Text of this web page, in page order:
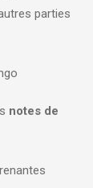
parties
notes de